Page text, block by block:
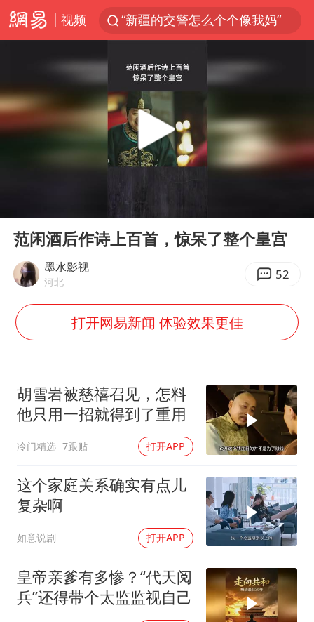
视频
“新疆的交警怎么个个像我妈”
香港正式允许“拒绝抢救”
白海豚将正面袭击贯穿浙江
情侣平潭拍日出坠崖1死1伤
《欢迎来龙餐馆》口碑
郑丽文：台湾从来没有“独立”过
几元成本的AI广告导致千万市值蒸发
杭州全市有序停课
36岁男演员成景区NPC后人气爆棚
全民健身事业高质量发展
梁家辉百花奖演讲落泪
乐享全民健身 共筑健康中国
Play
范闲酒后作诗上百首，惊呆了整个皇宫
墨水影视
河北 52
打开网易新闻 体验效果更佳
胡雪岩被慈禧召见，怎料
他只用一招就得到了重用
冷门精选 7跟贴 打开APP
这个家庭关系确实有点儿
复杂啊
如意说剧 打开APP
皇帝亲爹有多惨？“代天阅
兵”还得带个太监监视自己